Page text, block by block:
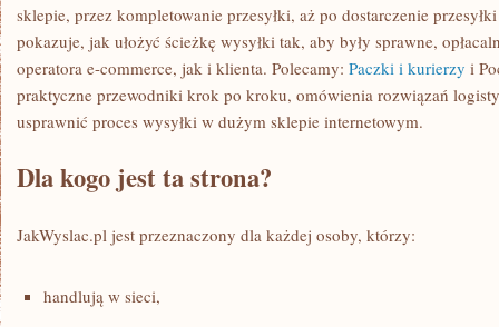
sklepie, przez kompletowanie przesyłki, aż po dostarczenie
pokazuje, jak ułożyć ścieżkę wysyłki tak, aby były sprawne,
operatora e-commerce, jak i klienta. Polecamy: Paczki i kurierzy i
praktyczne przewodniki krok po kroku, omówienia rozwiązań
usprawnić proces wysyłki w dużym sklepie internetowym.
Dla kogo jest ta strona?
JakWyslac.pl jest przeznaczony dla każdej osoby, którzy:
handlują w sieci,